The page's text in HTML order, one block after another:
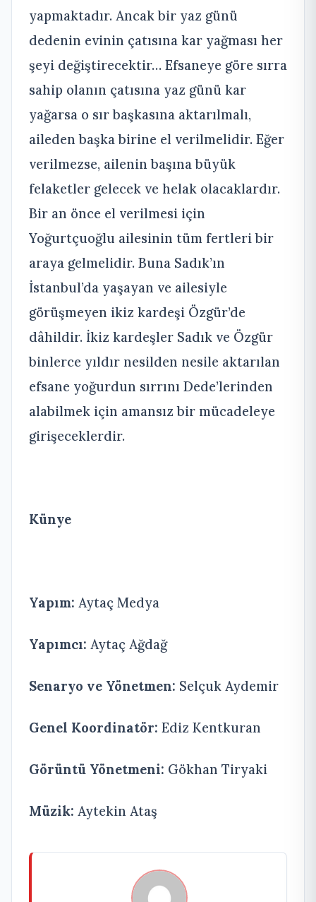
yapmaktadır. Ancak bir yaz günü
dedenin evinin çatısına kar yağması her
şeyi değiştirecektir… Efsaneye göre sırra
sahip olanın çatısına yaz günü kar
yağarsa o sır başkasına aktarılmalı,
aileden başka birine el verilmelidir. Eğer
verilmezse, ailenin başına büyük
felaketler gelecek ve helak olacaklardır.
Bir an önce el verilmesi için
Yoğurtçuoğlu ailesinin tüm fertleri bir
araya gelmelidir. Buna Sadık’ın
İstanbul’da yaşayan ve ailesiyle
görüşmeyen ikiz kardeşi Özgür’de
dâhildir. İkiz kardeşler Sadık ve Özgür
binlerce yıldır nesilden nesile aktarılan
efsane yoğurdun sırrını Dede’lerinden
alabilmek için amansız bir mücadeleye
girişeceklerdir.
Künye
Yapım: Aytaç Medya
Yapımcı: Aytaç Ağdağ
Senaryo ve Yönetmen: Selçuk Aydemir
Genel Koordinatör: Ediz Kentkuran
Görüntü Yönetmeni: Gökhan Tiryaki
Müzik: Aytekin Ataş